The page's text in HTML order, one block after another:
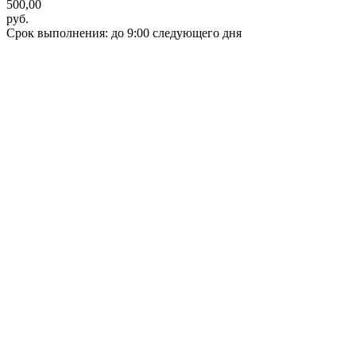
500,00
руб.
Срок выполнения: до 9:00 следующего дня